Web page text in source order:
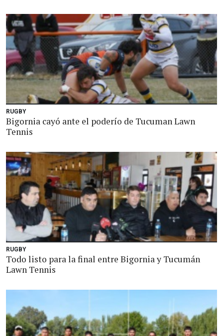
RUGBY
Bigornia cayó ante el poderío de Tucuman Lawn
Tennis
RUGBY
Todo listo para la final entre Bigornia y Tucumán
Lawn Tennis